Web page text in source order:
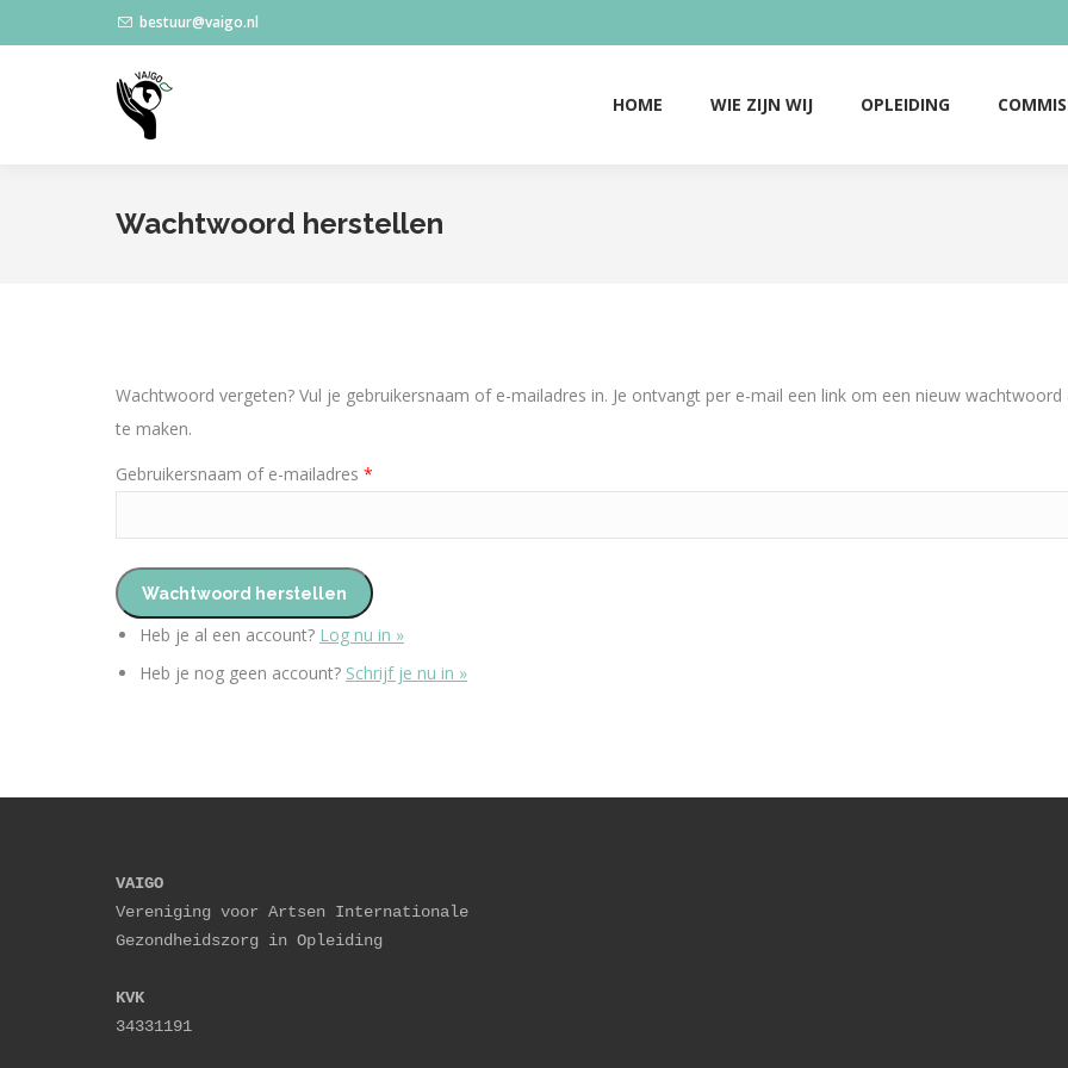
bestuur@vaigo.nl
HOME WIE ZIJN WIJ OPLEIDING
Wachtwoord herstellen
Wachtwoord vergeten? Vul je gebruikersnaam of e-mailadres in. Je ontvangt per e-mail een link om een nieuw wachtwoord
te maken.
Gebruikersnaam of e-mailadres *
Heb je al een account? Log nu in »
Heb je nog geen account? Schrijf je nu in »
VAIGO
Vereniging voor Artsen Internationale
Gezondheidszorg in Opleiding
KVK
34331191
HOME WIE ZIJN WIJ OPLEIDING